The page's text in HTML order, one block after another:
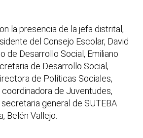
la presencia de la jefa distrital,
del Consejo Escolar, David
de Desarrollo Social, Emiliano
de Desarrollo Social,
de Políticas Sociales,
coordinadora de Juventudes,
general de SUTEBA
Belén Vallejo.